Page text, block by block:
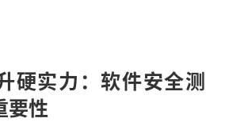
硬实力：软件安全测
要性